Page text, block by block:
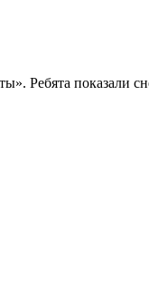
Ребята показали